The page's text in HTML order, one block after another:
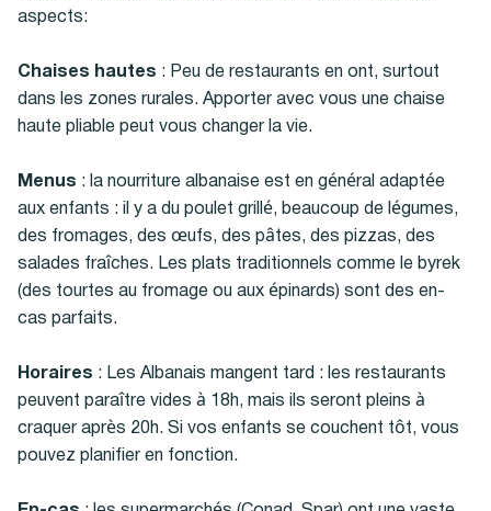
aspects:
Chaises hautes : Peu de restaurants en ont, surtout
dans les zones rurales. Apporter avec vous une chaise
haute pliable peut vous changer la vie.
Menus : la nourriture albanaise est en général adaptée
aux enfants : il y a du poulet grillé, beaucoup de légumes,
des fromages, des œufs, des pâtes, des pizzas, des
salades fraîches. Les plats traditionnels comme le byrek
(des tourtes au fromage ou aux épinards) sont des en-
cas parfaits.
Horaires : Les Albanais mangent tard : les restaurants
peuvent paraître vides à 18h, mais ils seront pleins à
craquer après 20h. Si vos enfants se couchent tôt, vous
pouvez planifier en fonction.